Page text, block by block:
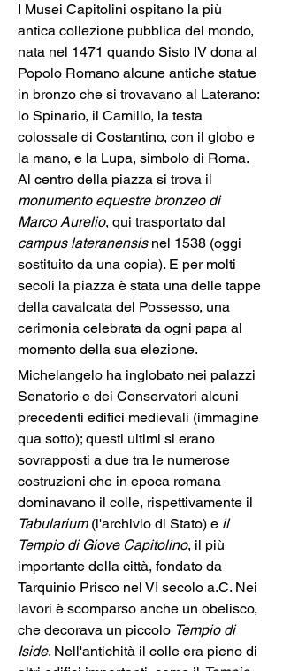
I Musei Capitolini ospitano la più
antica collezione pubblica del mondo,
nata nel 1471 quando Sisto IV dona al
Popolo Romano alcune antiche statue
in bronzo che si trovavano al Laterano:
lo Spinario, il Camillo, la testa
colossale di Costantino, con il globo e
la mano, e la Lupa, simbolo di Roma.
Al centro della piazza si trova il
monumento equestre bronzeo di
Marco Aurelio, qui trasportato dal
campus lateranensis nel 1538 (oggi
sostituito da una copia). E per molti
secoli la piazza è stata una delle tappe
della cavalcata del Possesso, una
cerimonia celebrata da ogni papa al
momento della sua elezione.
Michelangelo ha inglobato nei palazzi
Senatorio e dei Conservatori alcuni
precedenti edifici medievali (immagine
qua sotto); questi ultimi si erano
sovrapposti a due tra le numerose
costruzioni che in epoca romana
dominavano il colle, rispettivamente il
Tabularium (l'archivio di Stato) e il
Tempio di Giove Capitolino, il più
importante della città, fondato da
Tarquinio Prisco nel VI secolo a.C. Nei
lavori è scomparso anche un obelisco,
che decorava un piccolo Tempio di
Iside. Nell'antichità il colle era pieno di